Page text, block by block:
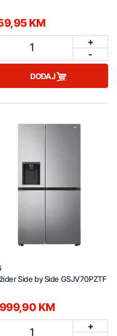
KM
1
+
-
DODAJ
Side by Side GSJV70PZTF
KM
1
+